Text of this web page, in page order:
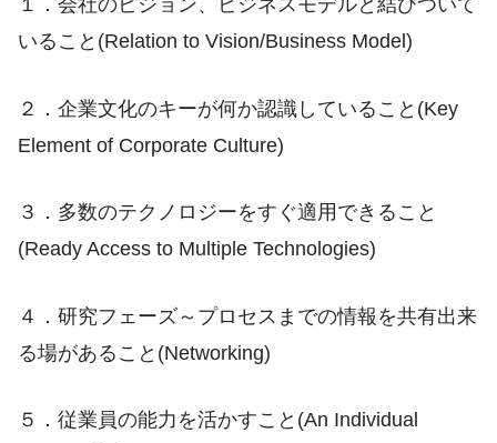
いること(Relation to Vision/Business Model)
２．企業文化のキーが何か認識していること(Key
Element of Corporate Culture)
３．多数のテクノロジーをすぐ適用できること
(Ready Access to Multiple Technologies)
４．研究フェーズ～プロセスまでの情報を共有出来
る場があること(Networking)
５．従業員の能力を活かすこと(An Individual